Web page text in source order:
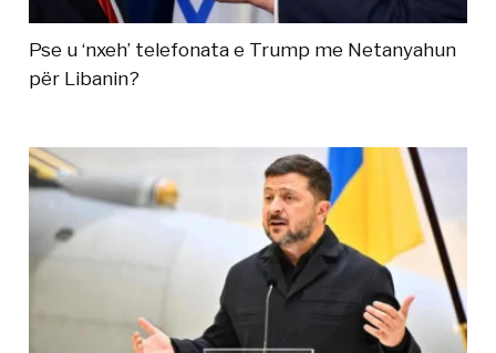
Pse u ‘nxeh’ telefonata e Trump me Netanyahun
për Libanin?